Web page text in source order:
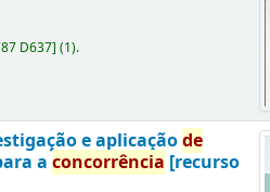
D637](1).
e aplicaçãode
aconcorrência [recurso